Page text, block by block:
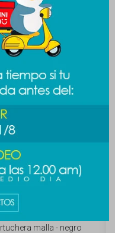
interesar
malla - negro